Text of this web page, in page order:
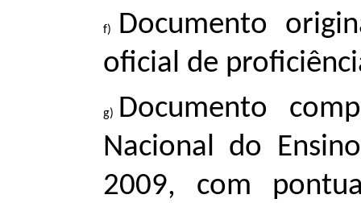
Documento
oficial de
Documento
Nacional do
2009, com